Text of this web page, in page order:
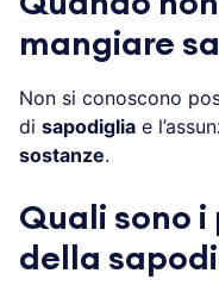
mangiare
Non si conoscono
di sapodiglia e
sostanze.
Quali sono
della